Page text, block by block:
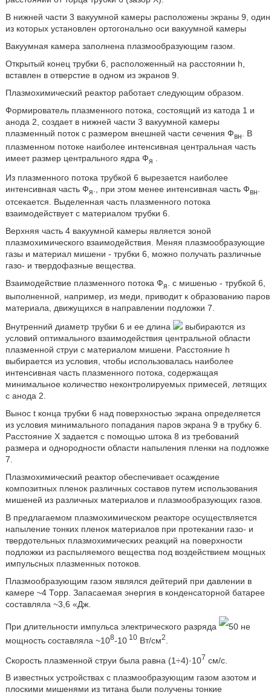
В нижней части 3 вакуумной камеры расположены экраны 9, один
из которых установлен ортогонально оси вакуумной камеры
Вакуумная камера заполнена плазмообразующим газом.
Открытый конец трубки 6, расположенный на расстоянии h,
вставлен в отверстие в одном из экранов 9.
Плазмохимический реактор работает следующим образом.
Формирователь плазменного потока, состоящий из катода 1 и
анода 2, создает в нижней части 3 вакуумной камеры
плазменный поток с размером внешней части сечения Фвн
. В
плазменном потоке наиболее интенсивная центральная часть
имеет размер центрального ядра Фя
Из плазменного потока трубкой 6 вырезается наиболее
интенсивная часть Фя ., при этом менее интенсивная часть Фвн
отсекается. Выделенная часть плазменного потока
взаимодействует с материалом трубки 6.
Верхняя часть 4 вакуумной камеры является зоной
плазмохимического взаимодействия. Меняя плазмообразующие
газы и материал мишени - трубки 6, можно получать различные
газо- и твердофазные вещества.
Взаимодействие плазменного потока Фя. с мишенью - трубкой 6,
выполненной, например, из меди, приводит к образованию паров
материала, движущихся в направлении подложки 7.
Внутренний диаметр трубки 6 и ее длина
выбираются из
условий оптимального взаимодействия центральной области
плазменной струи с материалом мишени. Расстояние h
выбирается из условия, чтобы использовалась наиболее
интенсивная часть плазменного потока, содержащая
минимальное количество неконтролируемых примесей, летящих
с анода 2.
Вынос t конца трубки 6 над поверхностью экрана определяется
из условия минимального попадания паров экрана 9 в трубку 6.
Расстояние X задается с помощью штока 8 из требований
размера и однородности области напыления пленки на подложке
7.
Плазмохимический реактор обеспечивает осаждение
композитных пленок различных составов путем использования
мишеней из различных материалов и плазмообразующих газов.
В предлагаемом плазмохимическом реакторе осуществляется
напыление тонких пленок материалов при протекании газо- и
твердотельных плазмохимических реакций на поверхности
подложки из распыляемого вещества под воздействием мощных
импульсных плазменных потоков.
Плазмообразующим газом являлся дейтерий при давлении в
камере ~4 Торр. Запасаемая энергия в конденсаторной батарее
составляла ~3,6 «Дж.
При длительности импульса электрического разряда
50 не
мощность составляла ~108-10 10Вт/см2
Скорость плазменной струи была равна (1÷4)·107 см/с.
В известных устройствах с плазмообразующим газом азотом и
плоскими мишенями из титана были получены тонкие